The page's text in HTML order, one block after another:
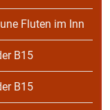
Fluten im Inn
B15
B15